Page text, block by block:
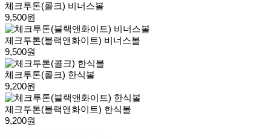
체크투톤(콜크) 비너스볼
9,500원
체크투톤(블랙앤화이트) 비너스볼
9,500원
체크투톤(콜크) 한식볼
9,200원
체크투톤(블랙앤화이트) 한식볼
9,200원